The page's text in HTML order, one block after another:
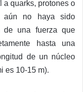
a quarks, protones o
aún no haya sido
de una fuerza que
hasta una
de un núcleo
es 10-15 m).